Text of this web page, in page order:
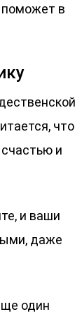
поможет в
что
и
и ваши
даже
один